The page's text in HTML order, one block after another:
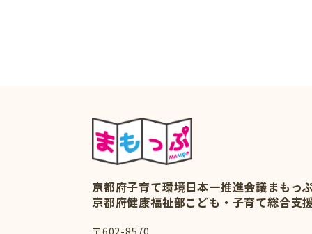
京都府子育て環境日本一推進会議まもっ
京都府健康福祉部こども・子育て総合支